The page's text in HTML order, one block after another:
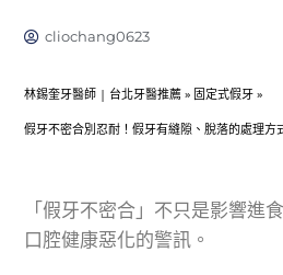
cliochang0623
林錫奎牙醫師 | 台北牙醫推薦 » 固定式假牙 »
假牙不密合別忍耐！假牙有縫隙、脫落的處理方
「假牙不密合」不只是影響進
口腔健康惡化的警訊。